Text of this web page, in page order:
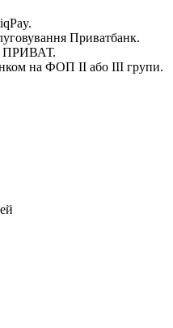
Приватбанк.
ПРИВАТ.
на ФОП II або III групи.